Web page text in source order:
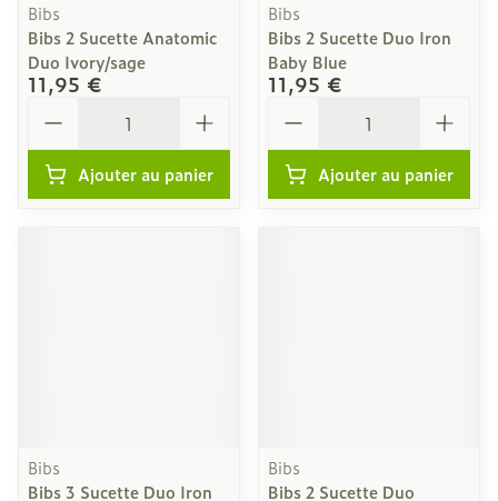
Bibs
Bibs 2 Sucette Anatomic
Duo Ivory/sage
11,95 €
Ajouter au panier
Bibs
Bibs 2 Sucette Duo Iron
Baby Blue
11,95 €
Ajouter au panier
Bibs
Bibs 3 Sucette Duo Iron
Bibs
Bibs 2 Sucette Duo